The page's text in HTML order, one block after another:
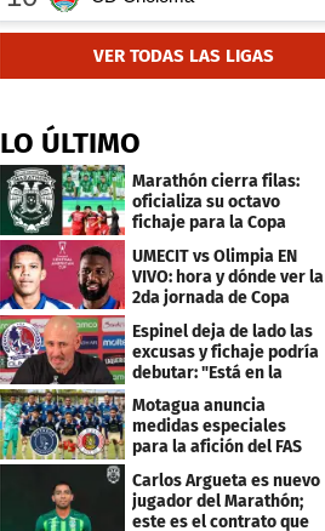
VER TODAS LAS LIGAS
LO ÚLTIMO
Marathón cierra filas:
oficializa su octavo
fichaje para la Copa
Centroamericana
UMECIT vs Olimpia EN
VIVO: hora y dónde ver la
2da jornada de Copa
Centroamericana
Espinel deja de lado las
excusas y fichaje podría
debutar: "Está en la
Motagua anuncia
medidas especiales
para la afición del FAS
de El Salvador
Carlos Argueta es nuevo
jugador del Marathón;
este es el contrato que